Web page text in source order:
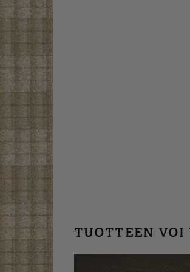
TUOTTEEN